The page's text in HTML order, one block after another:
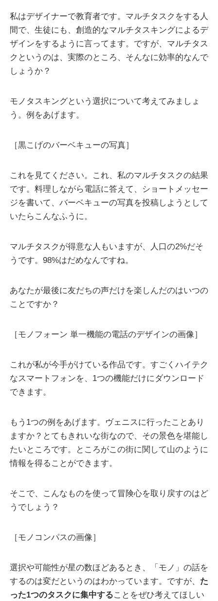
私はデザイナーで教育者です。マルチタスクをする人
間で、生徒にも、創造的なマルチタスキングによるデ
ザインをするように言ってます。ですが、マルチタス
クというのは、実際のところ、そんなに効率的なんで
しょうか？
モノタスキングという選択について考えてみましょ
う。例をあげます。
［黒こげのバーベキューの写真］
これを見てください。これ、私のマルチタスクの結果
です。料理しながら電話に答えて、ショートメッセー
ジを書いて、バーベキューの写真を投稿しようとして
いたらこんなふうに。
マルチタスクが得意な人もいますが、人口の2%だそ
うです。98%はだめなんですね。
あなたが最後に友だちの声だけを楽しんだのはいつの
ことですか？
［モノフォーン 単一機能の電話のデザインの画像］
これが私が今手がけている作品です。すごくハイテク
なスマートフォンを、1つの機能だけにダウンロード
できます。
もう1つの例をあげます。ヴェニスに行ったことあり
ますか？とてもきれいな街なので、その景色を堪能し
たいところです。ところがこの街に関して山のように
情報を得ることができます。
そこで、こんなものを使って冒険心を取り戻すのはど
うでしょう？
［モノコンパスの画像］
選択や可能性が星の数ほどあるとき、「モノ」の話を
するのは変だというのはわかっています。ですが、 た
った1つのタスクに集中することをぜひ考えてほしい